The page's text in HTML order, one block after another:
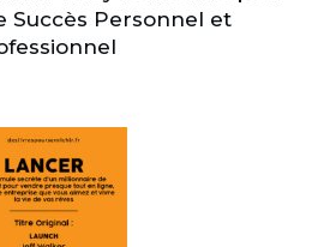
Succès Personnel et